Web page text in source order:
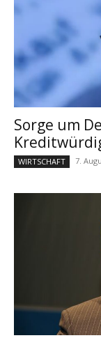
Sorge um
WIRTSCHAFT 7.